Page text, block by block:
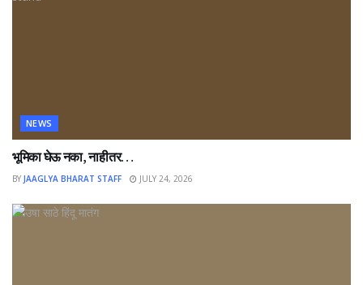
NEWS
भूमिका घेऊ नका, नाहीतर…
BY JAAGLYA BHARAT STAFF JULY 24, 2026